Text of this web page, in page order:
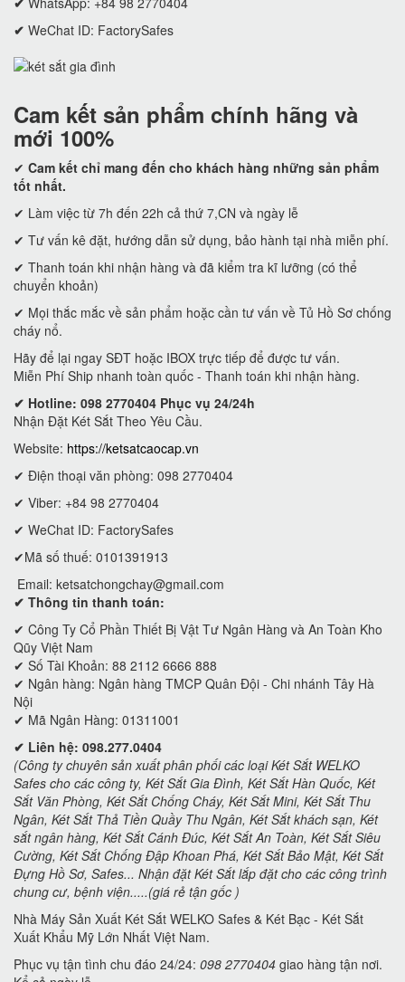
✔ WeChat ID: FactorySafes
Cam kết sản phẩm chính hãng và
mới 100%
✔ Cam kết chỉ mang đến cho khách hàng những sản phẩm
tốt nhất.
✔ Làm việc từ 7h đến 22h cả thứ 7,CN và ngày lễ
✔ Tư vấn kê đặt, hướng dẫn sử dụng, bảo hành tại nhà miễn phí.
✔ Thanh toán khi nhận hàng và đã kiểm tra kĩ lưỡng (có thể
chuyển khoản)
✔ Mọi thắc mắc về sản phẩm hoặc cần tư vấn về Tủ Hồ Sơ chống
cháy nổ.
Hãy để lại ngay SĐT hoặc IBOX trực tiếp để được tư vấn.
Miễn Phí Ship nhanh toàn quốc - Thanh toán khi nhận hàng.
✔ Hotline: 098 2770404 Phục vụ 24/24h
Nhận Đặt Két Sắt Theo Yêu Cầu.
Website: https://ketsatcaocap.vn
✔ Điện thoại văn phòng: 098 2770404
✔ Viber: +84 98 2770404
✔ WeChat ID: FactorySafes
✔Mã số thuế: 0101391913
Email: ketsatchongchay@gmail.com
✔ Thông tin thanh toán:
✔ Công Ty Cổ Phần Thiết Bị Vật Tư Ngân Hàng và An Toàn Kho
Qũy Việt Nam
✔ Số Tài Khoản: 88 2112 6666 888
✔ Ngân hàng: Ngân hàng TMCP Quân Đội - Chi nhánh Tây Hà
Nội
✔ Mã Ngân Hàng: 01311001
✔ Liên hệ: 098.277.0404
(Công ty chuyên sản xuất phân phối các loại Két Sắt WELKO
Safes cho các công ty, Két Sắt Gia Đình, Két Sắt Hàn Quốc, Két
Sắt Văn Phòng, Két Sắt Chống Cháy, Két Sắt Mini, Két Sắt Thu
Ngân, Két Sắt Thả Tiền Quầy Thu Ngân, Két Sắt khách sạn, Két
sắt ngân hàng, Két Sắt Cánh Đúc, Két Sắt An Toàn, Két Sắt Siêu
Cường, Két Sắt Chống Đập Khoan Phá, Két Sắt Bảo Mật, Két Sắt
Đựng Hồ Sơ, Safes... Nhận đặt Két Sắt lắp đặt cho các công trình
chung cư, bệnh viện.....(giá rẻ tận gốc )
Nhà Máy Sản Xuất Két Sắt WELKO Safes & Két Bạc - Két Sắt
Xuất Khẩu Mỹ Lớn Nhất Việt Nam.
Phục vụ tận tình chu đáo 24/24: 098 2770404 giao hàng tận nơi.